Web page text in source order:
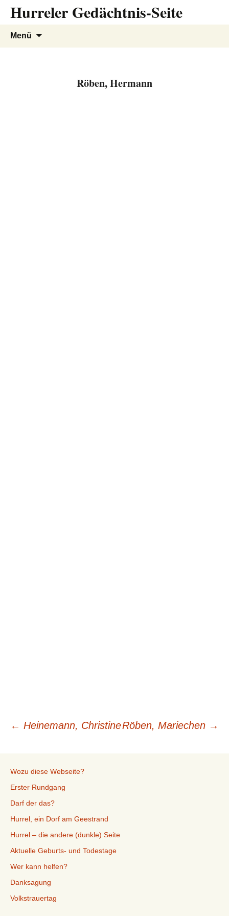
InhaltHurreler Gedächtnis-Seite
Menü
Röben, Hermann
Beitragsnavigation
← Heinemann, ChristineRöben, Mariechen →
Wozu diese Webseite?
Erster Rundgang
Darf der das?
Hurrel, ein Dorf am Geestrand
Hurrel – die andere (dunkle) Seite
Aktuelle Geburts- und Todestage
Wer kann helfen?
Danksagung
Volkstrauertag